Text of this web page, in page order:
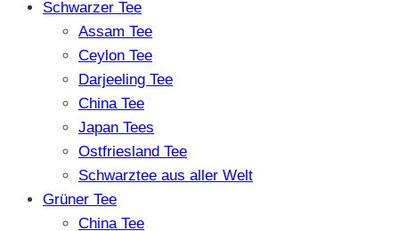
Schwarzer Tee
Assam Tee
Ceylon Tee
Darjeeling Tee
China Tee
Japan Tees
Ostfriesland Tee
Schwarztee aus aller Welt
Grüner Tee
China Tee